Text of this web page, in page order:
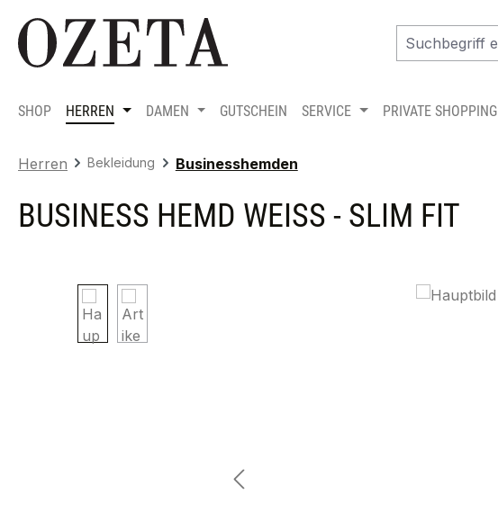
Hauptinhalt springen
Zur Suche springen
Zur Hauptnavigation springen
SHOP HERREN DAMEN GUTSCHEIN SERVICE PRIVATE SHOPPING
Herren Bekleidung Businesshemden
BUSINESS HEMD WEISS - SLIM FIT
Bildergalerie überspringen